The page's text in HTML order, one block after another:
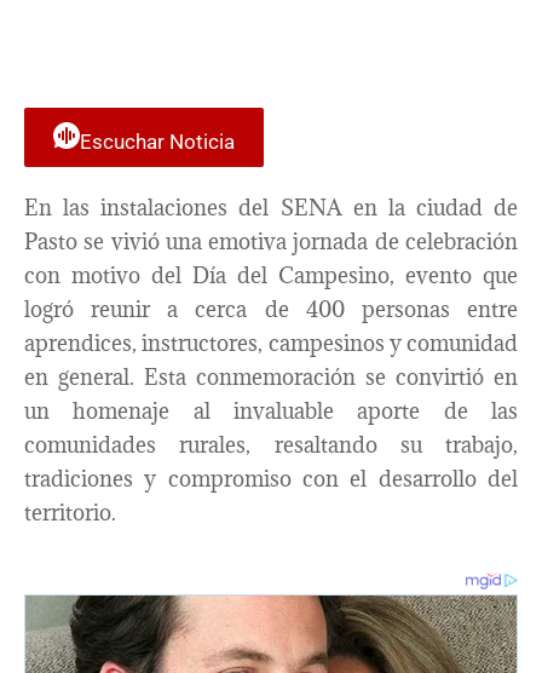
Escuchar Noticia
En las instalaciones del SENA en la ciudad de
Pasto se vivió una emotiva jornada de celebración
con motivo del Día del Campesino, evento que
logró reunir a cerca de 400 personas entre
aprendices, instructores, campesinos y comunidad
en general. Esta conmemoración se convirtió en
un homenaje al invaluable aporte de las
comunidades rurales, resaltando su trabajo,
tradiciones y compromiso con el desarrollo del
territorio.